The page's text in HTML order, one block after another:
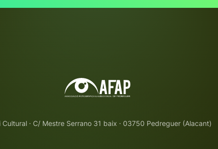
Cultural · C/ Mestre Serrano 31 baix · 03750 Pedreguer (Alacant)